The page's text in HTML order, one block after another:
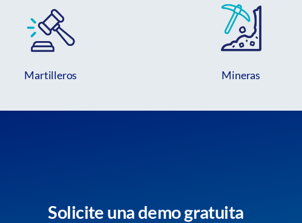
Martilleros Mineras
Solicite una demo gratuita